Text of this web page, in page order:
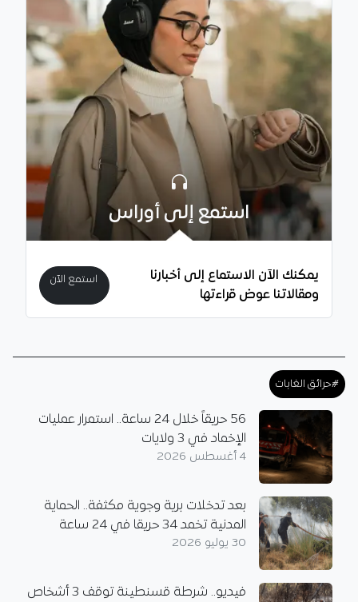
استمع إلى أوراس
يمكنك الآن الاستماع إلى أخبارنا
ومقالاتنا عوض قراءتها
استمع الآن
#حرائق الغابات
56 حريقاً خلال 24 ساعة.. استمرار عمليات
الإخماد في 3 ولايات
4 أغسطس 2026
بعد تدخلات برية وجوية مكثفة.. الحماية
المدنية تخمد 34 حريقا في 24 ساعة
30 يوليو 2026
فيديو.. شرطة قسنطينة توقف 3 أشخاص